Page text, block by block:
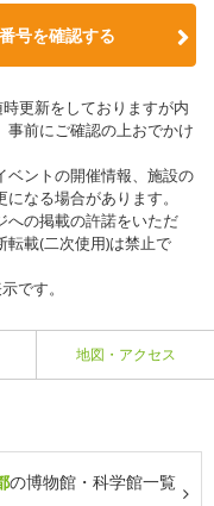
号を確認する
更新をしておりますが内
前にご確認の上おでかけ
ントの開催情報、施設の
なる場合があります。
の掲載の許諾をいただ
転載(二次使用)は禁止で
です。
地図・アクセス
の博物館・科学館一覧